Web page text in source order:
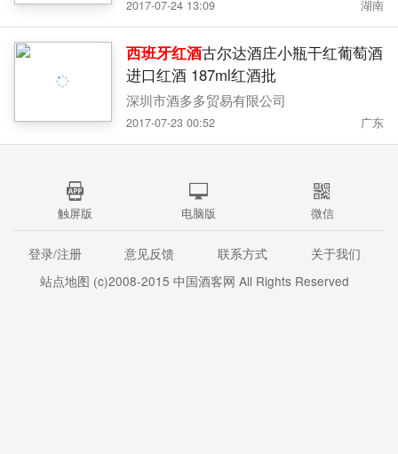
2017-07-24 13:09 湖南
西班牙红酒古尔达酒庄小瓶干红葡萄酒
进口红酒 187ml红酒批
深圳市酒多多贸易有限公司
2017-07-23 00:52 广东
触屏版 电脑版 微信
登录/注册 意见反馈 联系方式
关于我们
站点地图 (c)2008-2015 中国酒客网 All Rights Reserved